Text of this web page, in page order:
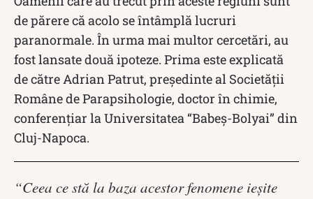
de părere că acolo se întâmplă lucruri
paranormale. În urma mai multor cercetări, au
fost lansate două ipoteze. Prima este explicată
de către Adrian Patrut, președinte al Societății
Române de Parapsihologie, doctor în chimie,
conferențiar la Universitatea “Babeș-Bolyai” din
Cluj-Napoca.
“Ceea ce stă la baza acestor fenomene ieșite